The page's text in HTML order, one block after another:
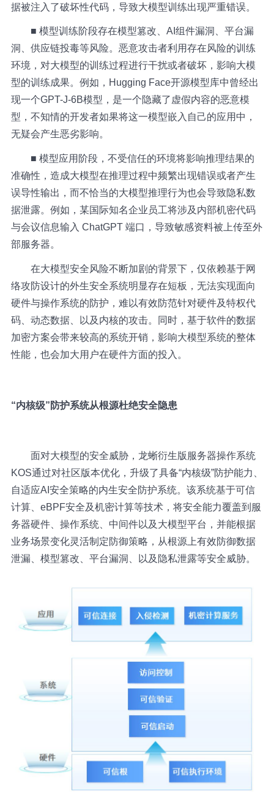
据被注入了破坏性代码，导致大模型训练出现严重错误。
■ 模型训练阶段存在模型篡改、AI组件漏洞、平台漏
洞、供应链投毒等风险。恶意攻击者利用存在风险的训练
环境，对大模型的训练过程进行干扰或者破坏，影响大模
型的训练成果。例如， Hugging Face开源模型库中曾经出
现一个GPT-J-6B模型，是一个隐藏了虚假内容的恶意模
型，不知情的开发者如果将这一模型嵌入自己的应用中，
无疑会产生恶劣影响。
■ 模型应用阶段，不受信任的环境将影响推理结果的
准确性，造成大模型在推理过程中频繁出现错误或者产生
误导性输出，而不恰当的大模型推理行为也会导致隐私数
据泄露。例如，某国际知名企业员工将涉及内部机密代码
与会议信息输入 ChatGPT 端口，导致敏感资料被上传至外
部服务器。
在大模型安全风险不断加剧的背景下，仅依赖基于网
络攻防设计的外生安全系统明显存在短板，无法实现面向
硬件与操作系统的防护，难以有效防范针对硬件及特权代
码、动态数据、以及内核的攻击。同时，基于软件的数据
加密方案会带来较高的系统开销，影响大模型系统的整体
性能，也会加大用户在硬件方面的投入。
“内核级”防护系统从根源杜绝安全隐患
面对大模型的安全威胁，龙蜥衍生版服务器操作系统
KOS通过对社区版本优化，升级了具备“内核级”防护能力、
自适应AI安全策略的内生安全防护系统。该系统基于可信
计算、eBPF安全及机密计算等技术，将安全能力覆盖到服
务器硬件、操作系统、中间件以及大模型平台，并能根据
业务场景变化灵活制定防御策略，从根源上有效防御数据
泄漏、模型篡改、平台漏洞、以及隐私泄露等安全威胁。